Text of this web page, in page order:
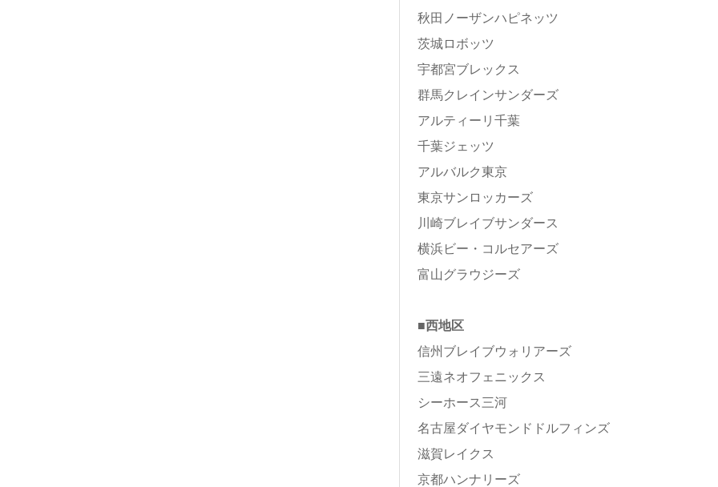
秋田ノーザンハピネッツ
茨城ロボッツ
宇都宮ブレックス
群馬クレインサンダーズ
アルティーリ千葉
千葉ジェッツ
アルバルク東京
東京サンロッカーズ
川崎ブレイブサンダース
横浜ビー・コルセアーズ
富山グラウジーズ
■西地区
信州ブレイブウォリアーズ
三遠ネオフェニックス
シーホース三河
名古屋ダイヤモンドドルフィンズ
滋賀レイクス
京都ハンナリーズ